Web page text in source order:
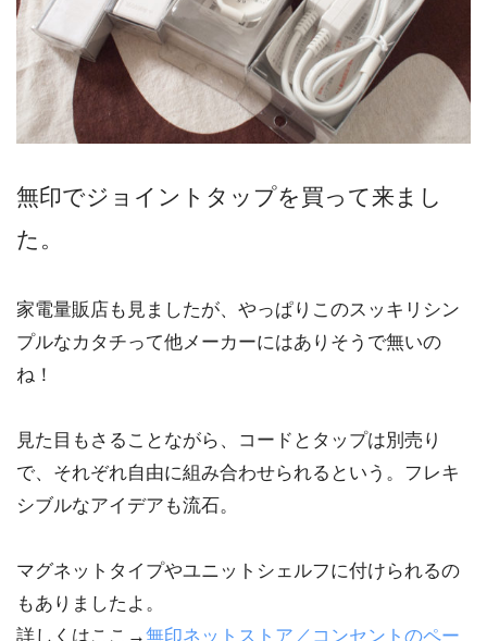
無印でジョイントタップを買って来まし
た。
家電量販店も見ましたが、やっぱりこのスッキリシン
プルなカタチって他メーカーにはありそうで無いの
ね！
見た目もさることながら、コードとタップは別売り
で、それぞれ自由に組み合わせられるという。フレキ
シブルなアイデアも流石。
マグネットタイプやユニットシェルフに付けられるの
もありましたよ。
詳しくはここ→無印ネットストア／コンセントのペー